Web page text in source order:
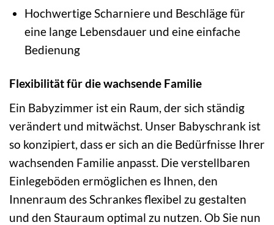
Hochwertige Scharniere und Beschläge für
eine lange Lebensdauer und eine einfache
Bedienung
Flexibilität für die wachsende Familie
Ein Babyzimmer ist ein Raum, der sich ständig
verändert und mitwächst. Unser Babyschrank ist
so konzipiert, dass er sich an die Bedürfnisse Ihrer
wachsenden Familie anpasst. Die verstellbaren
Einlegeböden ermöglichen es Ihnen, den
Innenraum des Schrankes flexibel zu gestalten
und den Stauraum optimal zu nutzen. Ob Sie nun